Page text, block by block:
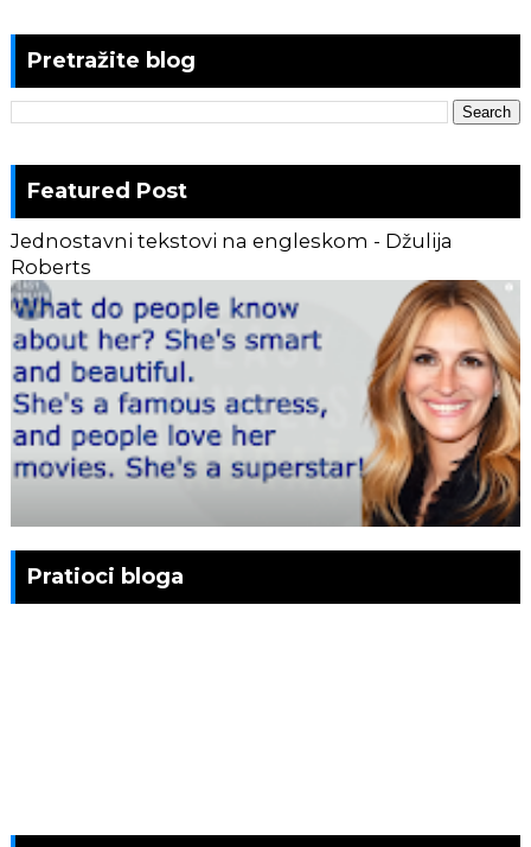
Pretražite blog
Featured Post
Jednostavni tekstovi na engleskom - Džulija
Roberts
Pratioci bloga